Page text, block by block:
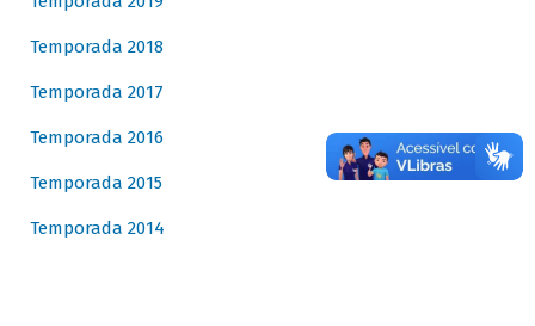
Temporada 2018
Temporada 2017
Temporada 2016
Temporada 2015
Temporada 2014